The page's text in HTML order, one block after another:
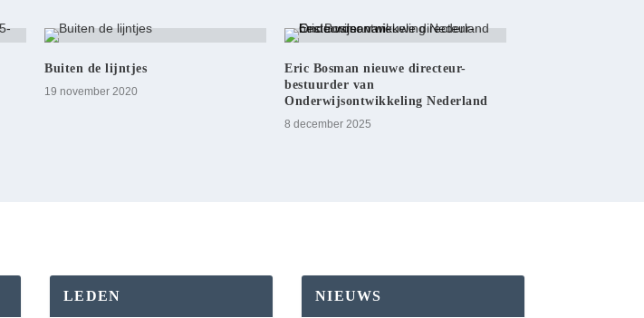
Buiten de lijntjes
19 november 2020
Eric Bosman nieuwe directeur-
bestuurder van
Onderwijsontwikkeling Nederland
8 december 2025
LEDEN NIEUWS